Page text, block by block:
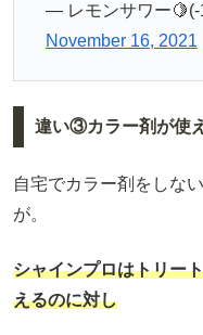
— レモンサワー🍋(-
November 16, 2021
違い③カラー剤が使
自宅でカラー剤をしな
が。
シャインプロはトリー
えるのに対し